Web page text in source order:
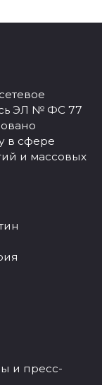
ЭЛ № ФС 77
в сфере
и массовых
и пресс-